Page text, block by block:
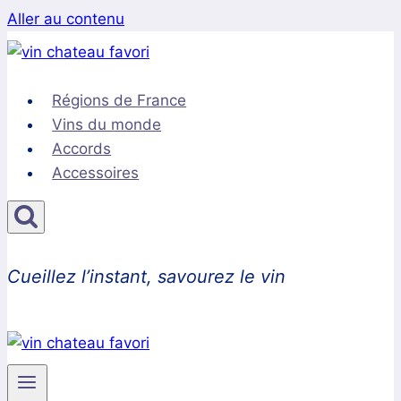
Aller au contenu
Régions de France
Vins du monde
Accords
Accessoires
Cueillez l’instant, savourez le vin